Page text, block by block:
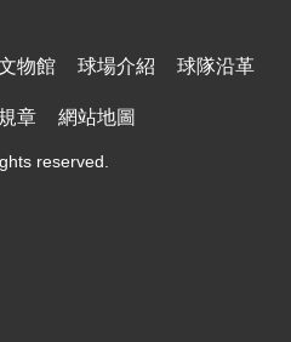
物館 球場介紹 球隊沿革
章 網站地圖
reserved.